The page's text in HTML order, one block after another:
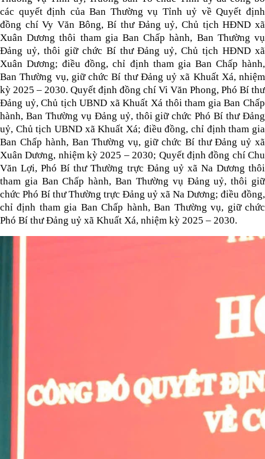
các quyết định của Ban Thường vụ Tỉnh uỷ về Quyết định
đồng chí Vy Văn Bông, Bí thư Đảng uỷ, Chủ tịch HĐND xã
Xuân Dương thôi tham gia Ban Chấp hành, Ban Thường vụ
Đảng uỷ, thôi giữ chức Bí thư Đảng uỷ, Chủ tịch HĐND xã
Xuân Dương; điều đồng, chỉ định tham gia Ban Chấp hành,
Ban Thường vụ, giữ chức Bí thư Đảng uỷ xã Khuất Xá, nhiệm
kỳ 2025 – 2030. Quyết định đồng chí Vi Văn Phong, Phó Bí thư
Đảng uỷ, Chủ tịch UBND xã Khuất Xá thôi tham gia Ban Chấp
hành, Ban Thường vụ Đảng uỷ, thôi giữ chức Phó Bí thư Đảng
uỷ, Chủ tịch UBND xã Khuất Xá; điều đồng, chỉ định tham gia
Ban Chấp hành, Ban Thường vụ, giữ chức Bí thư Đảng uỷ xã
Xuân Dương, nhiệm kỳ 2025 – 2030; Quyết định đồng chí Chu
Văn Lợi, Phó Bí thư Thường trực Đảng uỷ xã Na Dương thôi
tham gia Ban Chấp hành, Ban Thường vụ Đảng uỷ, thôi giữ
chức Phó Bí thư Thường trực Đảng uỷ xã Na Dương; điều đồng,
chỉ định tham gia Ban Chấp hành, Ban Thường vụ, giữ chức
Phó Bí thư Đảng uỷ xã Khuất Xá, nhiệm kỳ 2025 – 2030.